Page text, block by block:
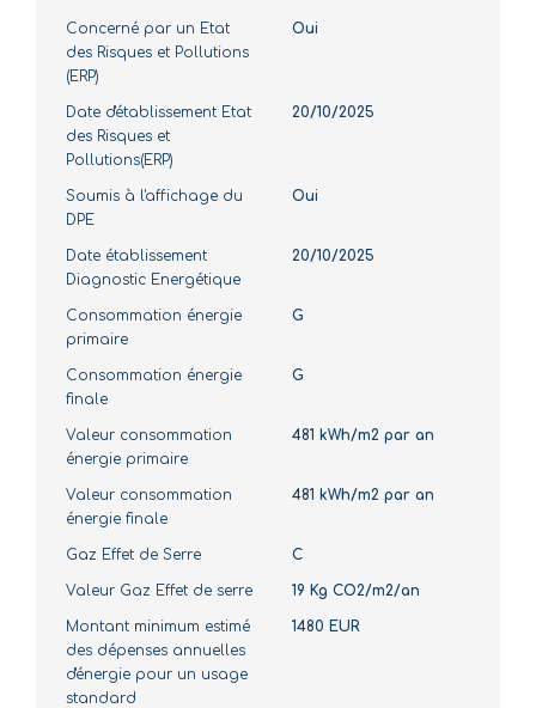
Concerné par un Etat
des Risques et Pollutions
(ERP)
Oui
Date d'établissement Etat
des Risques et
Pollutions(ERP)
20/10/2025
Soumis à l'affichage du
DPE
Oui
Date établissement
Diagnostic Energétique
20/10/2025
Consommation énergie
primaire
G
Consommation énergie
finale
G
Valeur consommation
énergie primaire
481 kWh/m2 par an
Valeur consommation
énergie finale
481 kWh/m2 par an
Gaz Effet de Serre C
Valeur Gaz Effet de serre 19 Kg CO2/m2/an
Montant minimum estimé
des dépenses annuelles
d'énergie pour un usage
standard
1480 EUR